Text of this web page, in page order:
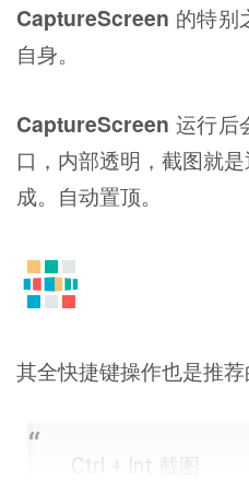
CaptureScreen 的特别
自身。
CaptureScreen 运行后
口，内部透明，截图就
成。自动置顶。
其全快捷键操作也是推
Ctrl + Int 截图